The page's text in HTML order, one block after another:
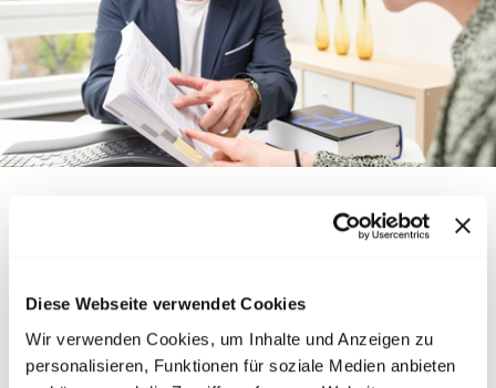
Diese Webseite verwendet Cookies
Wir verwenden Cookies, um Inhalte und Anzeigen zu
personalisieren, Funktionen für soziale Medien anbieten
Hai un problema sul posto di lavoro o domande
relative al salario o alla previdenza? Gli esperti di
transfair ti forniscono consigli e suggerimenti per